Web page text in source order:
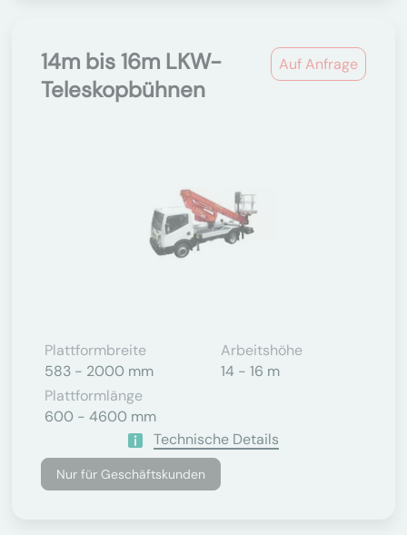
Auf Anfrage
14m bis 16m LKW-
Teleskopbühnen
Plattformbreite
583 - 2000 mm
Arbeitshöhe
14 - 16 m
Plattformlänge
600 - 4600 mm
Technische Details
Nur für Geschäftskunden